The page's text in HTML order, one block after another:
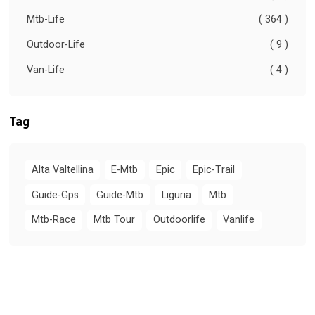
Mtb-Life
( 364 )
Outdoor-Life
( 9 )
Van-Life
( 4 )
Tag
Alta Valtellina E-Mtb Epic
Epic-Trail
Guide-Gps
Guide-Mtb Liguria
Mtb
Mtb-Race
Mtb Tour Outdoorlife Vanlife